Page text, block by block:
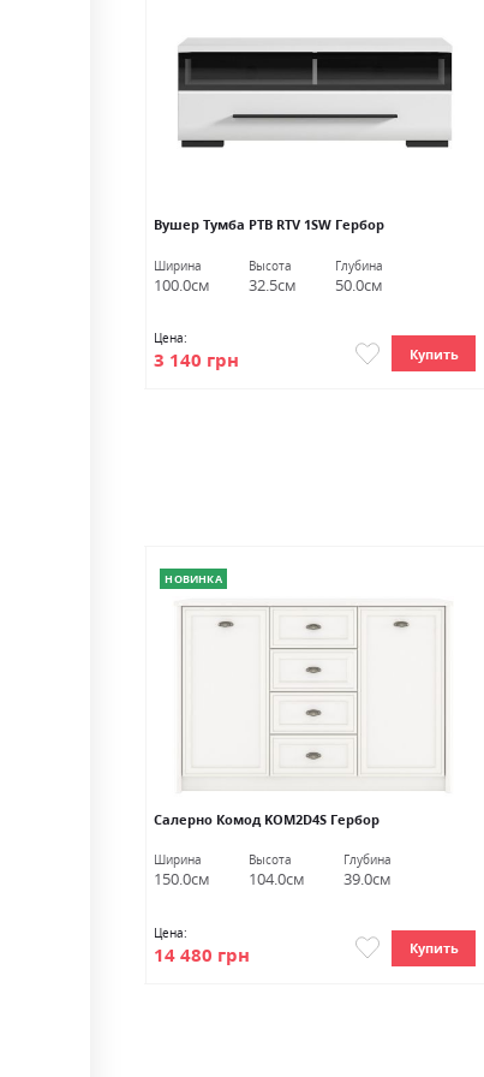
Вушер Тумба РТВ RTV 1SW Гербор
Ширина
100.0см
Высота
32.5см
Глубина
50.0см
Цена:
3 140 грн Купить
НОВИНКА
Салерно Комод KOM2D4S Гербор
Ширина
150.0см
Высота
104.0см
Глубина
39.0см
Цена:
14 480 грн Купить